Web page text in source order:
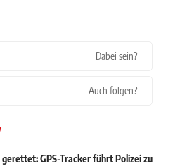
Dabei sein?
Auch folgen?
GPS-Tracker führt Polizei zu